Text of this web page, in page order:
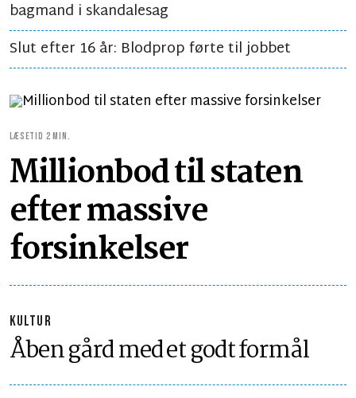
bagmand i skandalesag
Slut efter 16 år: Blodprop førte til jobbet
LÆSETID 2 MIN.
Millionbod til staten
efter massive
forsinkelser
KULTUR
Åben gård med et godt formål